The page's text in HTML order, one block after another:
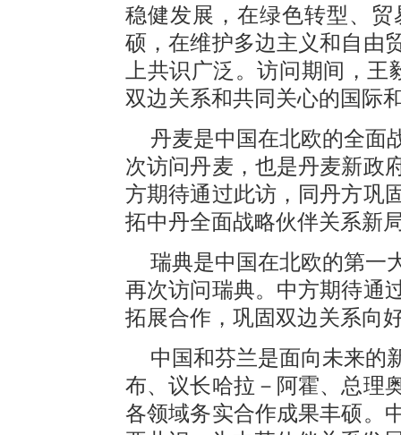
稳健发展，在绿色转型、
硕，在维护多边主义和自由
上共识广泛。访问期间，
双边关系和共同关心的国际
丹麦是中国在北欧的全面
次访问丹麦，也是丹麦新政
方期待通过此访，同丹方巩
拓中丹全面战略伙伴关系新
瑞典是中国在北欧的第一
再次访问瑞典。中方期待通
拓展合作，巩固双边关系向
中国和芬兰是面向未来的
布、议长哈拉－阿霍、总理
各领域务实合作成果丰硕。